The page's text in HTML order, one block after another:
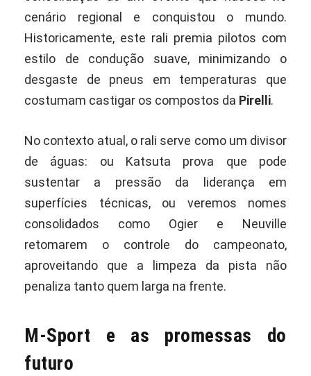
cenário regional e conquistou o mundo.
Historicamente, este rali premia pilotos com
estilo de condução suave, minimizando o
desgaste de pneus em temperaturas que
costumam castigar os compostos da Pirelli.
No contexto atual, o rali serve como um divisor
de águas: ou Katsuta prova que pode
sustentar a pressão da liderança em
superfícies técnicas, ou veremos nomes
consolidados como Ogier e Neuville
retomarem o controle do campeonato,
aproveitando que a limpeza da pista não
penaliza tanto quem larga na frente.
M-Sport e as promessas do
futuro